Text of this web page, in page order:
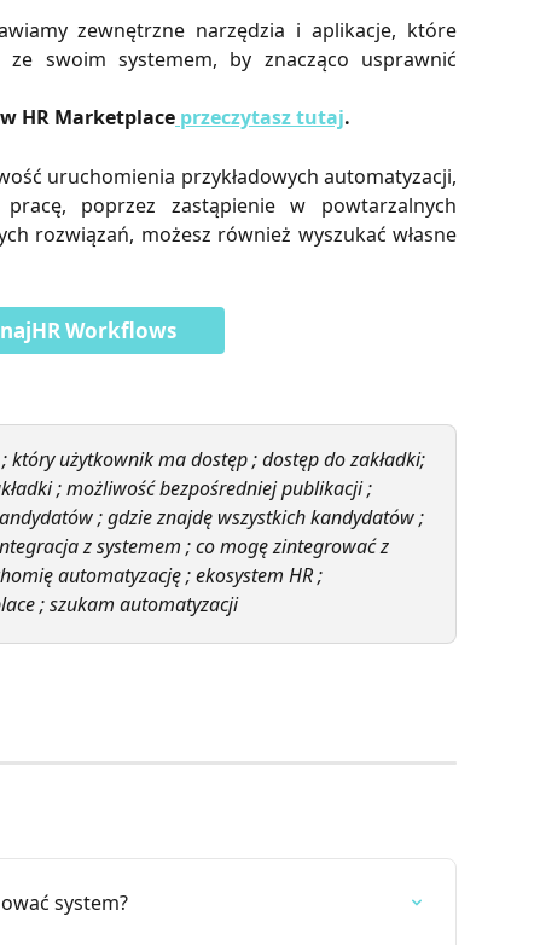
zewnętrzne narzędzia i aplikacje, które
ze swoim systemem, by znacząco usprawnić
HR Marketplace przeczytasz tutaj.
uruchomienia przykładowych automatyzacji,
poprzez zastąpienie w powtarzalnych
rozwiązań, możesz również wyszukać własne
Workflows
; który użytkownik ma dostęp ; dostęp do zakładki;
; możliwość bezpośredniej publikacji ;
; gdzie znajdę wszystkich kandydatów ;
z systemem ; co mogę zintegrować z
automatyzację ; ekosystem HR ;
; szukam automatyzacji
system?